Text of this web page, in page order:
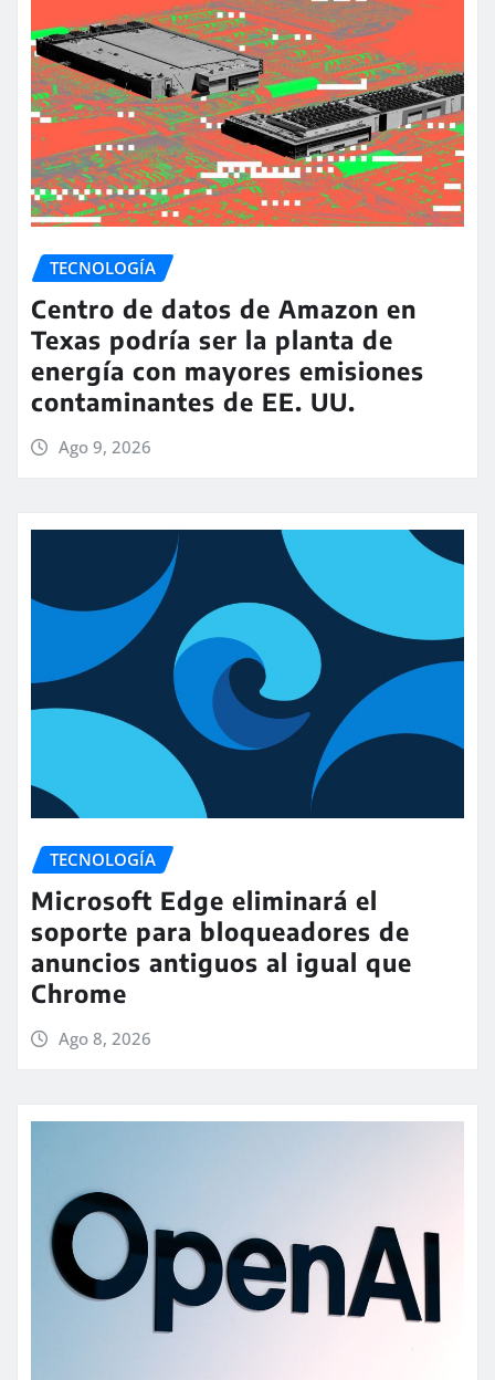
TECNOLOGÍA
Centro de datos de Amazon en
Texas podría ser la planta de
energía con mayores emisiones
contaminantes de EE. UU.
Ago 9, 2026
TECNOLOGÍA
Microsoft Edge eliminará el
soporte para bloqueadores de
anuncios antiguos al igual que
Chrome
Ago 8, 2026